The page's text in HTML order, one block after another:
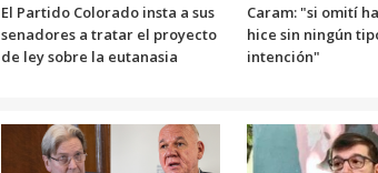
El Partido Colorado insta a sus
senadores a tratar el proyecto
de ley sobre la eutanasia
Caram: "si omití
hice sin ningún
intención"